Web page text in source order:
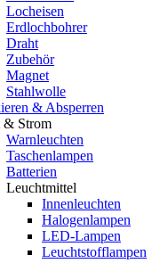
Locheisen
Erdlochbohrer
Draht
Zubehör
Magnet
Stahlwolle
& Absperren
Strom
Warnleuchten
Taschenlampen
Batterien
Leuchtmittel
Innenleuchten
Halogenlampen
LED-Lampen
Leuchtstofflampen